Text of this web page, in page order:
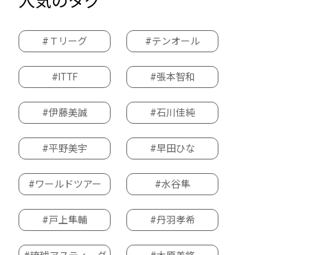
#Ｔリーグ #テンオール
#ITTF #張本智和
#伊藤美誠 #石川佳純
#平野美宇 #早田ひな
#ワールドツアー #水谷隼
#戸上隼輔 #丹羽孝希